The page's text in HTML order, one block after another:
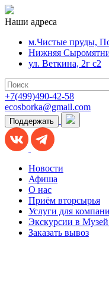
Наши адреса
м.Чистые пруды,
Нижняя
ул. Веткина, 2г с2
+7(499)490-42-58
ecosborka@gmail.com
Поддержать
Новости
Афиша
О нас
Приём вторсырья
Услуги для
Экскурсии в
Заказать вывоз